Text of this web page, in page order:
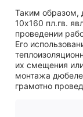
Таким образом,
10х160 пл.гв.
проведении
Его
их смещения
монтажа
грамотно